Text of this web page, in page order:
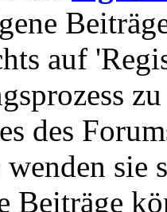
auf
des
wenden sie
Beiträge